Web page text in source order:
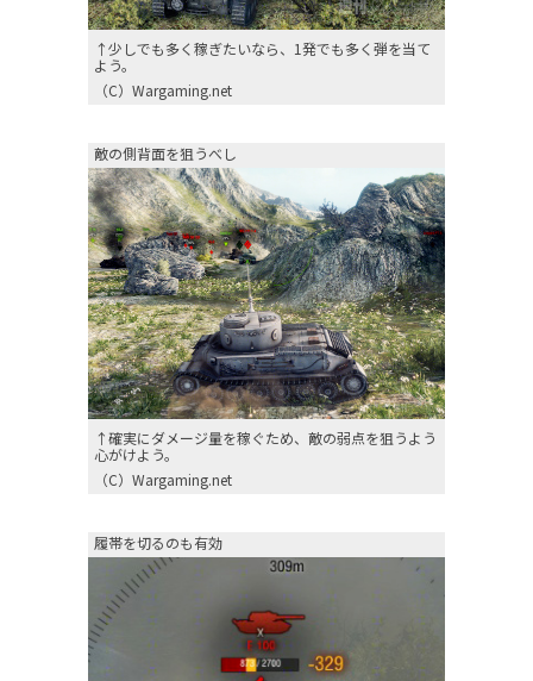
↑少しでも多く稼ぎたいなら、1発でも多く弾を当て
よう。
（C）Wargaming.net
敵の側背面を狙うべし
↑確実にダメージ量を稼ぐため、敵の弱点を狙うよう
心がけよう。
（C）Wargaming.net
履帯を切るのも有効